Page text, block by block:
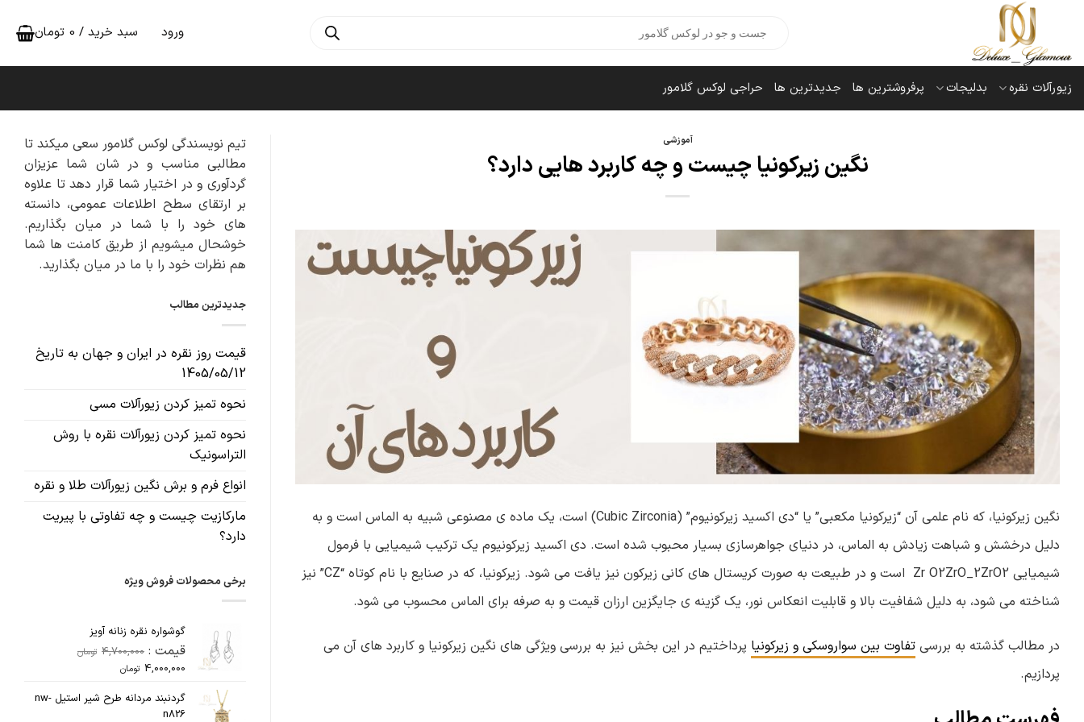
content
search ورود سبد خرید / 0 تومان
زیورآلات نقره بدلیجات پرفروشترین ها جدیدترین ها حراجی لوکس گلامور
آموزشی
نگین زیرکونیا چیست و چه کاربرد هایی دارد؟
نگین زیرکونیا، که نام علمی آن “زیرکونیا مکعبی” یا “دی اکسید زیرکونیوم” (Cubic Zirconia) است، یک ماده ی مصنوعی شبیه به الماس است و به
دلیل درخشش و شباهت زیادش به الماس، در دنیای جواهرسازی بسیار محبوب شده است. دی اکسید زیرکونیوم یک ترکیب شیمیایی با فرمول
شیمیایی Zr O2ZrO_2ZrO2​ است و در طبیعت به صورت کریستال های کانی زیرکون نیز یافت می شود. زیرکونیا، که در صنایع با نام کوتاه “CZ” نیز
شناخته می شود، به دلیل شفافیت بالا و قابلیت انعکاس نور، یک گزینه ی جایگزین ارزان قیمت و به صرفه برای الماس محسوب می شود.
در مطالب گذشته به بررسی تفاوت بین سواروسکی و زیرکونیا پرداختیم در این بخش نیز به بررسی ویژگی های نگین زیرکونیا و کاربرد های آن می
پردازیم.
تیم نویسندگی لوکس گلامور سعی میکند تا
مطالبی مناسب و در شان شما عزیزان
گردآوری و در اختیار شما قرار دهد تا علاوه
بر ارتقای سطح اطلاعات عمومی، دانسته
های خود را با شما در میان بگذاریم.
خوشحال میشویم از طریق کامنت ها شما
هم نظرات خود را با ما در میان بگذارید.
جدیدترین مطالب
قیمت روز نقره در ایران و جهان به تاریخ
1405/05/12
نحوه تمیز کردن زیورآلات مسی
نحوه تمیز کردن زیورآلات نقره با روش
التراسونیک
انواع فرم و برش نگین زیورآلات طلا و نقره
مارکازیت چیست و چه تفاوتی با پیریت
دارد؟
برخی محصولات فروش ویژه
گوشواره نقره زنانه آویز
قیمت : 4,700,000 تومان
قیمت
4,700,000تومان
بود.
4,000,000 تومانقیمت
4,000,000تومانگردنبند مردانه طرح شیر استیل nw-
n826